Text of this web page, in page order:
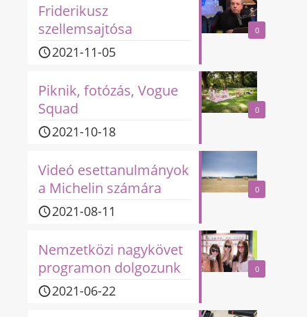
0
Friderikusz
szellemsajtósa
2021-11-05
0
Piknik, fotózás, Vogue
Squad
2021-10-18
0
Videó esettanulmányok
a Michelin számára
2021-08-11
0
Nemzetközi nagykövet
programon dolgozunk
2021-06-22